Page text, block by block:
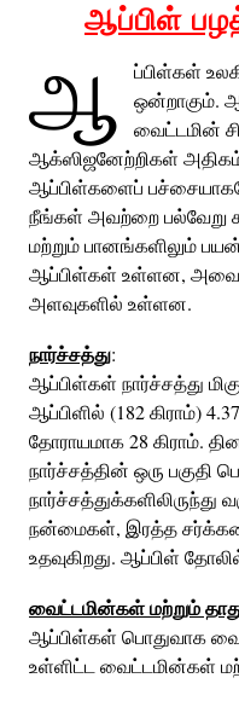
ஆப்பிள்
ஆ
ப்பிள்கள்
ஒன்றாகும்.
வைட்டமின்
ஆக்ஸிஜனேற்றிகள்
ஆப்பிள்களைப்
நீங்கள் அவற்றை பல்வேறு
மற்றும் பானங்களிலும்
ஆப்பிள்கள் உள்ளன,
அளவுகளில் உள்ளன.
நார்ச்சத்து:
ஆப்பிள்கள் நார்ச்சத்து
ஆப்பிளில் (182 கிராம்)
தோராயமாக 28 கிராம்.
நார்ச்சத்தின் ஒரு பகுதி
நார்ச்சத்துக்களிலிருந்து
நன்மைகள், இரத்த
உதவுகிறது. ஆப்பிள்
வைட்டமின்கள் மற்றும்
ஆப்பிள்கள் பொதுவாக
உள்ளிட்ட வைட்டமின்கள்